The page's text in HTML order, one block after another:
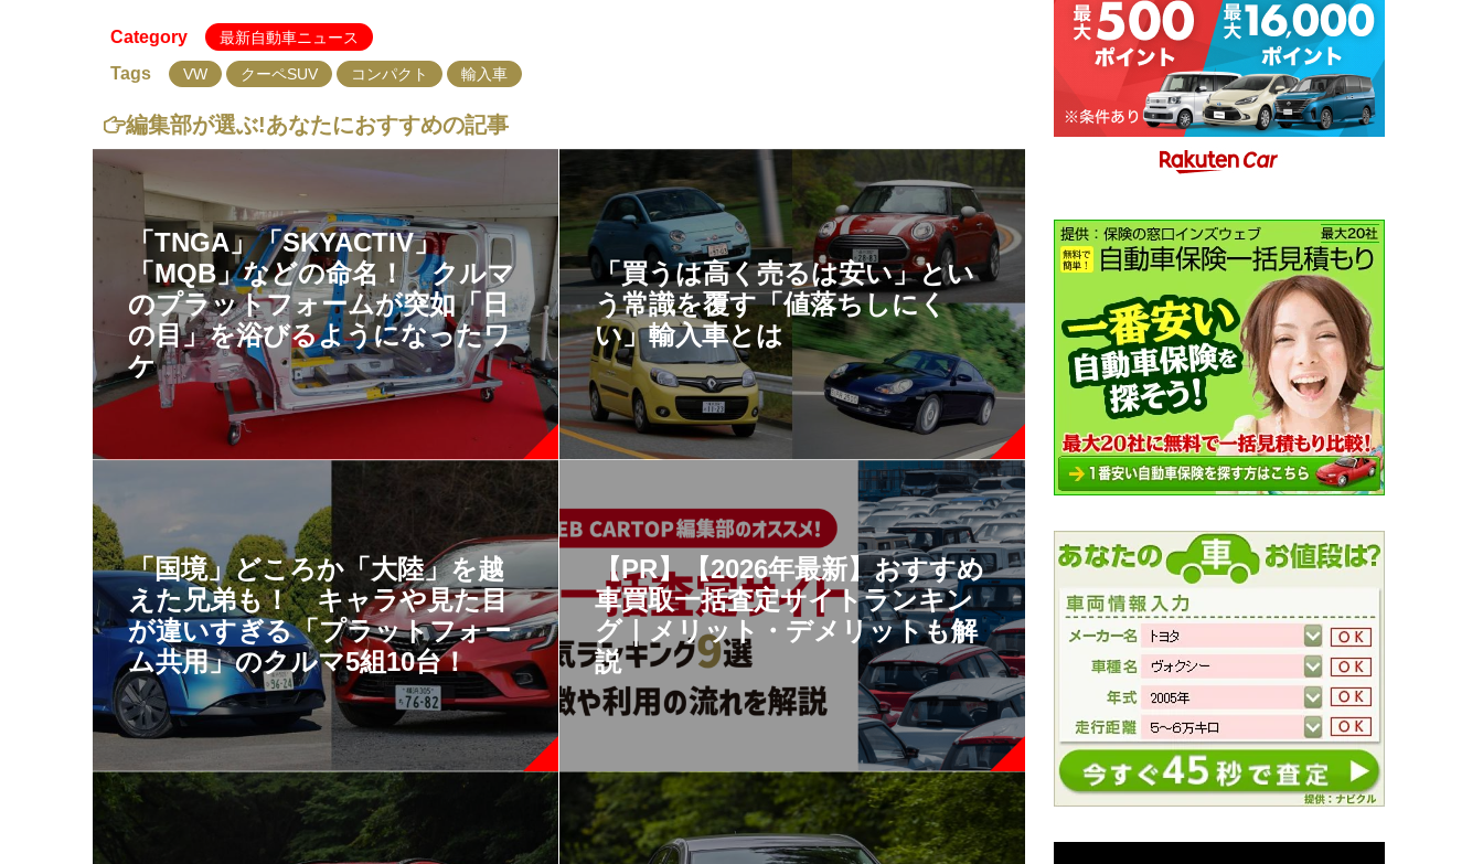
Category 最新自動車ニュース
Tags VW クーペSUV コンパクト 輸入車
編集部が選ぶ!あなたにおすすめの記事
「TNGA」「SKYACTIV」
「MQB」などの命名！ クルマ
のプラットフォームが突如「日
の目」を浴びるようになったワ
ケ
「買うは高く売るは安い」とい
う常識を覆す「値落ちしにく
い」輸入車とは
「国境」どころか「大陸」を越
えた兄弟も！ キャラや見た目
が違いすぎる「プラットフォー
ム共用」のクルマ5組10台！
【PR】【2026年最新】おすすめ
車買取一括査定サイトランキン
グ｜メリット・デメリットも解
説